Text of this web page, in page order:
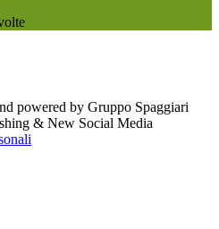
powered by Gruppo Spaggiari
& New Social Media